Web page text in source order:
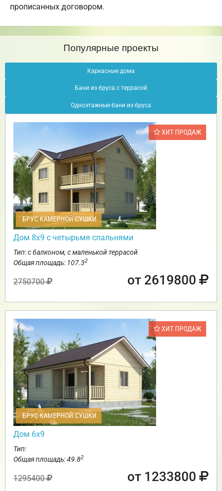
прописанных договором.
Популярные проекты
Каркасные дома
Бани из бруса с террасой
Одноэтажные бани из бруса
ХИТ ПРОДАЖ
БРУС КАМЕРНОЙ СУШКИ
Дом 8х9 с четырьмя спальнями
Тип: с балконом, с маленькой террасой
Общая площадь: 107.32
2750700 от 2619800
ХИТ ПРОДАЖ
БРУС КАМЕРНОЙ СУШКИ
Дом 6х9
Тип:
Общая площадь: 49.82
1295400 от 1233800